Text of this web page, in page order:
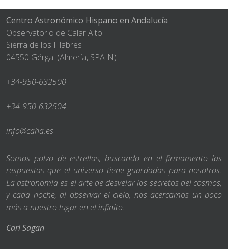
Centro Astronómico Hispano en Andalucía
Observatorio de Calar Alto
Sierra de los Filabres
04550 Gérgal (Almería, SPAIN)
+34-950-632500
+34-950-632504
info@caha.es
Somos polvo de estrellas, buscando en el firmamento las
respuestas que el universo tiene guardadas para nosotros.
La astronomía es el arte de desvelar los secretos del cosmos,
y cada noche, al observar el cielo, nos acercamos un poco
más a nuestro lugar en el infinito.
Carl Sagan